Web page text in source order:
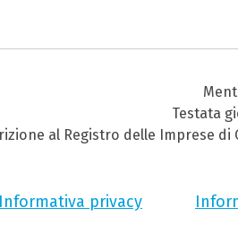
Testata
al Registro delle Imprese di
Informativa privacy